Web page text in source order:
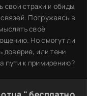
свои страхи и обиды,
Погружаясь в
своё
Но смогут ли
доверие, или тени
пути к примирению?